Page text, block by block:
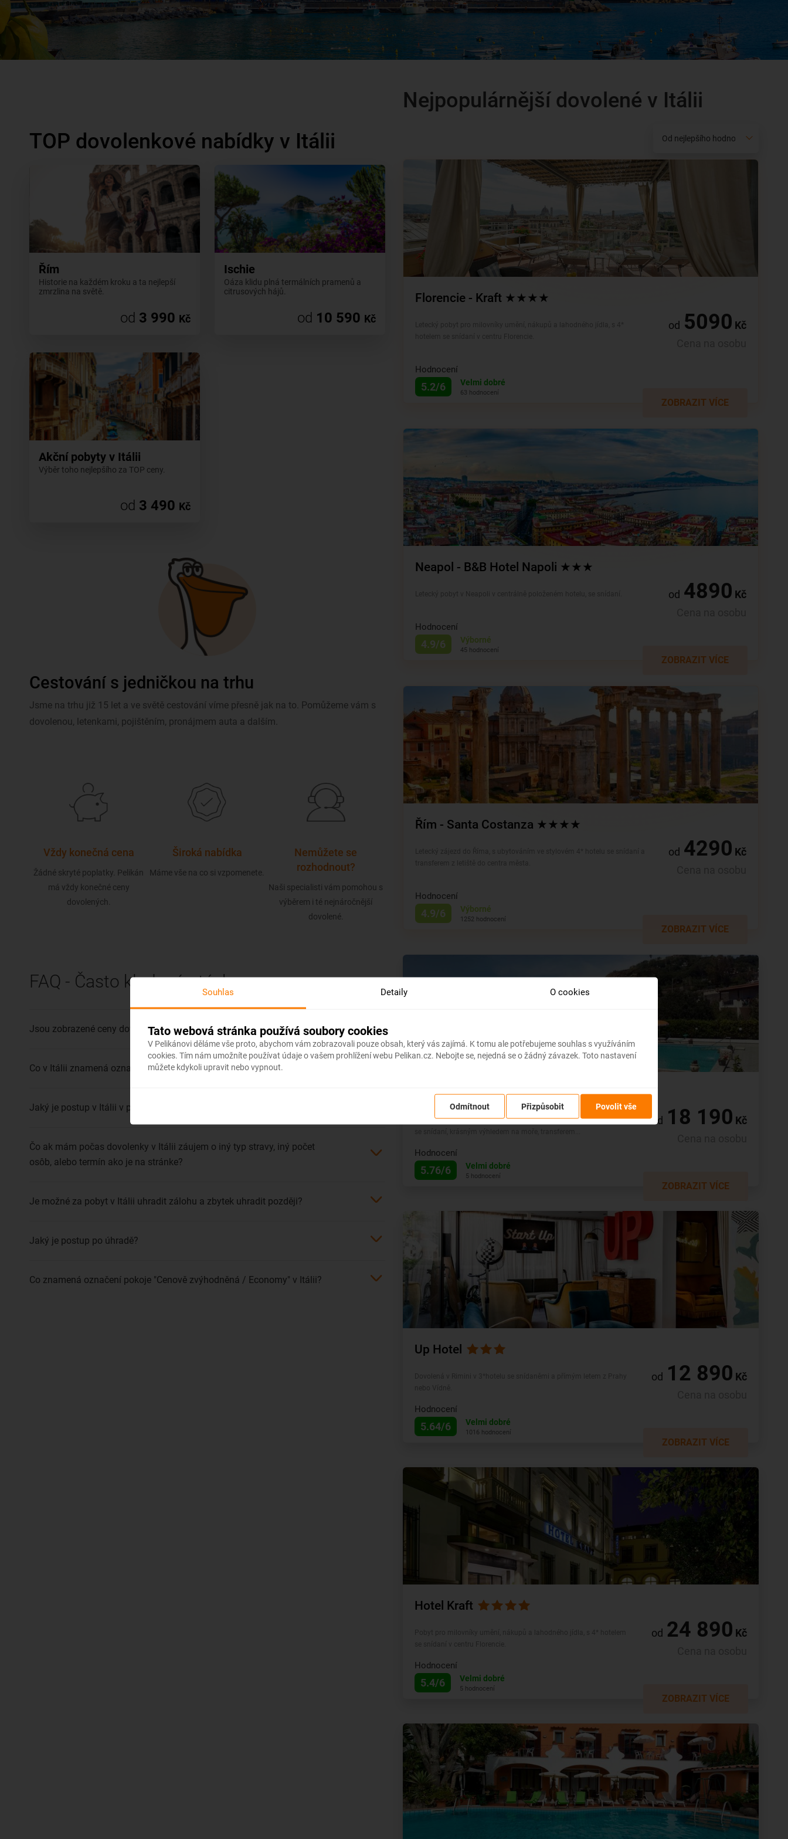
Nejpopulárnější dovolené v Itálii
Florencie - Kraft ★★★★
Hodnocení
5.2/6 Velmi dobré
63 hodnocení
od 5090 Kč
ZOBRAZIT VÍCE
Neapol - B&B Hotel Napoli ★★★
Hodnocení
4.9/6 Výborné
45 hodnocení
od 4890 Kč
ZOBRAZIT VÍCE
Řím - Santa Costanza ★★★★
Hodnocení
4.9/6 Výborné
1252 hodnocení
od 4290 Kč
ZOBRAZIT VÍCE
Hotel Villa Rita
Dovolená na italské Ischii s ubytováním v malém rodinném hotelu
Hodnocení
5.76/6 Velmi dobré
5 hodnocení
od 18 190 Kč
ZOBRAZIT VÍCE
Up Hotel
Hodnocení
5.64/6 Velmi dobré
1016 hodnocení
od 12 890 Kč
ZOBRAZIT VÍCE
Hotel Kraft
Hodnocení
5.4/6 Velmi dobré
5 hodnocení
od 24 890 Kč
ZOBRAZIT VÍCE
TOP dovolenkové nabídky v Itálii
Řím
Historie na každém kroku a ta nejlepší
zmrzlina na světě.
od 3 990 Kč
Ischie
Oáza klidu plná termálních pramenů a
citrusových hájů.
od 10 590 Kč
Akční pobyty v Itálii
Výběr toho nejlepšího za TOP ceny.
od 3 490 Kč
Cestování s jedničkou na trhu
Jsme na trhu již 15 let a ve světě cestování víme přesně jak na to. Pomůžeme vám s
dovolenou, letenkami, pojištěním, pronájmem auta a dalším.
Vždy konečná cena
Žádné skryté poplatky. Pelikán
má vždy konečné ceny
dovolených.
Široká nabídka
Máme vše na co si vzpomenete.
Nemůžete se
rozhodnout?
Naši specialisti vám pomohou s
výběrem i té nejnáročnější
dovolené.
FAQ - Často kladené otázky
Jsou zobrazené ceny dovolené v Itálii konečné?
Co v Itálii znamená označení hotelů Adults only?
Jaký je postup v Itálii v případě, že mám zájem o více než 1 pokoj?
Čo ak mám počas dovolenky v Itálii záujem o iný typ stravy, iný počet
osôb, alebo termín ako je na stránke?
Je možné za pobyt v Itálii uhradit zálohu a zbytek uhradit později?
Jaký je postup po úhradě?
Co znamená označení pokoje "Cenově zvýhodněná / Economy" v Itálii?
Souhlas Detaily O cookies
Tato webová stránka používá soubory cookies
V Pelikánovi děláme vše proto, abychom vám zobrazovali pouze obsah, který vás zajímá. K tomu ale potřebujeme souhlas s využíváním
cookies. Tím nám umožníte používat údaje o vašem prohlížení webu Pelikan.cz. Nebojte se, nejedná se o žádný závazek. Toto nastavení
můžete kdykoli upravit nebo vypnout.
Odmítnout Přizpůsobit Povolit vše